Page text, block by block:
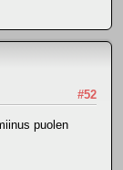
#52
puolen